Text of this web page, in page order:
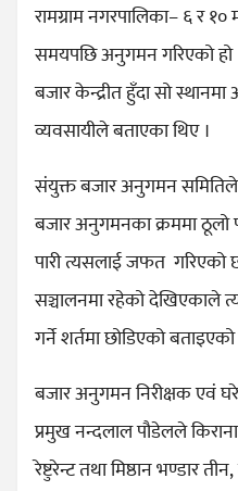
रामग्राम नगरपालिका– ६ र १०
समयपछि अनुगमन गरिएको
बजार केन्द्रीत हुँदा सो
व्यवसायीले बताएका थिए ।
संयुक्त बजार अनुगमन
बजार अनुगमनका क्रममा ठूलो
पारी त्यसलाई जफत गरिएको
सञ्चालनमा रहेको देखिएकाले
गर्ने शर्तमा छोडिएको
बजार अनुगमन निरीक्षक एवं
प्रमुख नन्दलाल पौडेलले
रेष्टुरेन्ट तथा मिष्ठान भण्डार